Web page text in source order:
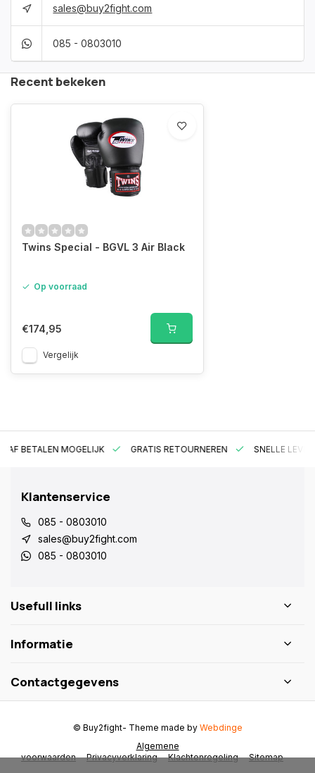
sales@buy2fight.com
085 - 0803010
Recent bekeken
Twins Special - BGVL 3 Air Black
Op voorraad
€174,95
Vergelijk
BETALEN MOGELIJK GRATIS RETOURNEREN SNELLE
Klantenservice
085 - 0803010
sales@buy2fight.com
085 - 0803010
Usefull links
Informatie
Contactgegevens
Algemene
voorwaarden
Privacyverklaring Klachtenregeling Sitemap
© Buy2fight- Theme made by Webdinge